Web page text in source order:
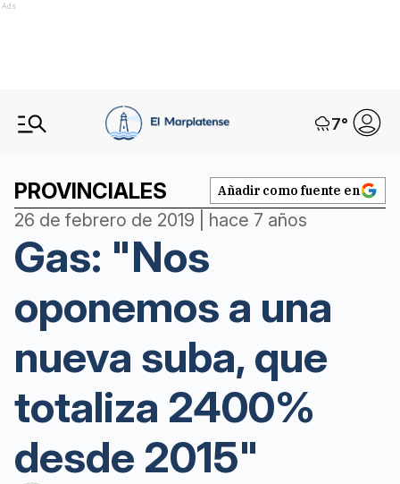
Ads
7°
PROVINCIALES Añadir como fuente en
26 de febrero de 2019 | hace 7 años
Gas: "Nos
oponemos a una
nueva suba, que
totaliza 2400%
desde 2015"